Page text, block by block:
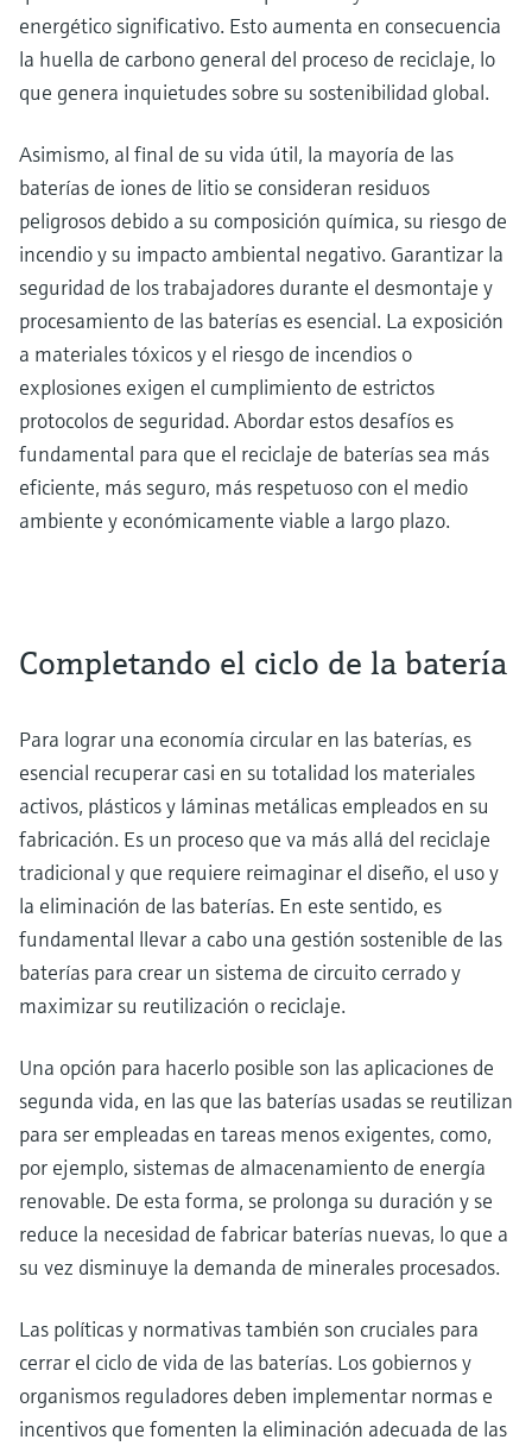
energético significativo. Esto aumenta en consecuencia
la huella de carbono general del proceso de reciclaje, lo
que genera inquietudes sobre su sostenibilidad global.
Asimismo, al final de su vida útil, la mayoría de las
baterías de iones de litio se consideran residuos
peligrosos debido a su composición química, su riesgo de
incendio y su impacto ambiental negativo. Garantizar la
seguridad de los trabajadores durante el desmontaje y
procesamiento de las baterías es esencial. La exposición
a materiales tóxicos y el riesgo de incendios o
explosiones exigen el cumplimiento de estrictos
protocolos de seguridad. Abordar estos desafíos es
fundamental para que el reciclaje de baterías sea más
eficiente, más seguro, más respetuoso con el medio
ambiente y económicamente viable a largo plazo.
Completando el ciclo de la batería
Para lograr una economía circular en las baterías, es
esencial recuperar casi en su totalidad los materiales
activos, plásticos y láminas metálicas empleados en su
fabricación. Es un proceso que va más allá del reciclaje
tradicional y que requiere reimaginar el diseño, el uso y
la eliminación de las baterías. En este sentido, es
fundamental llevar a cabo una gestión sostenible de las
baterías para crear un sistema de circuito cerrado y
maximizar su reutilización o reciclaje.
Una opción para hacerlo posible son las aplicaciones de
segunda vida, en las que las baterías usadas se reutilizan
para ser empleadas en tareas menos exigentes, como,
por ejemplo, sistemas de almacenamiento de energía
renovable. De esta forma, se prolonga su duración y se
reduce la necesidad de fabricar baterías nuevas, lo que a
su vez disminuye la demanda de minerales procesados.
Las políticas y normativas también son cruciales para
cerrar el ciclo de vida de las baterías. Los gobiernos y
organismos reguladores deben implementar normas e
incentivos que fomenten la eliminación adecuada de las